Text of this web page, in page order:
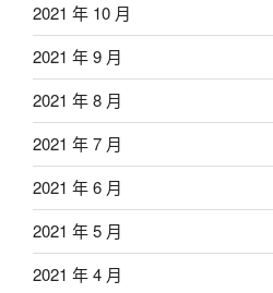
2021 年 10 月
2021 年 9 月
2021 年 8 月
2021 年 7 月
2021 年 6 月
2021 年 5 月
2021 年 4 月